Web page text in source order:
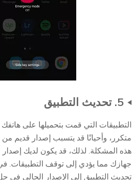
5. تحديث التطبيق
التطبيقات التي قمت بتحميلها على
متكرر، وأحيانًا قد يتسبب إصدار قديم
هذه المشكلة. لذلك، قد يكون لديك
جهازك مما يؤدي إلى توقف التطبيقات.
تحديث التطبيق إلى الإصدار الحالي في